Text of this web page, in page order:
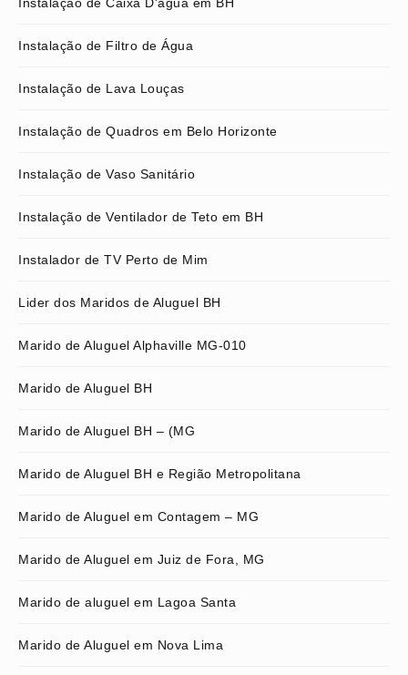
Instalação de Filtro de Água
Instalação de Lava Louças
Instalação de Quadros em Belo Horizonte
Instalação de Vaso Sanitário
Instalação de Ventilador de Teto em BH
Instalador de TV Perto de Mim
Lider dos Maridos de Aluguel BH
Marido de Aluguel Alphaville MG-010
Marido de Aluguel BH
Marido de Aluguel BH – (MG
Marido de Aluguel BH e Região Metropolitana
Marido de Aluguel em Contagem – MG
Marido de Aluguel em Juiz de Fora, MG
Marido de aluguel em Lagoa Santa
Marido de Aluguel em Nova Lima